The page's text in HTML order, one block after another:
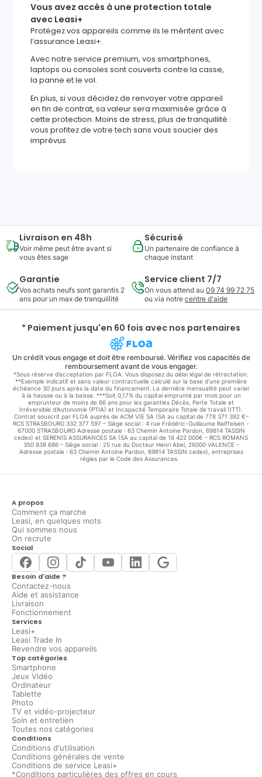
Vous avez accès à une protection totale
avec Leasi+
Protégez vos appareils comme ils le méritent avec
l’assurance Leasi+.
Avec notre service premium, vos smartphones,
laptops ou consoles sont couverts contre la casse,
la panne et le vol.
En plus, si vous décidez de renvoyer votre appareil
en fin de contrat, sa valeur sera maximisée grâce à
cette protection. Moins de stress, plus de tranquillité :
vous profitez de votre tech sans vous soucier des
imprévus.
Livraison en 48h
Voir même peut être avant si
vous êtes sage
Sécurisé
Un partenaire de confiance à
chaque instant
Garantie
Vos achats neufs sont garantis 2
ans pour un max de tranquillité
Service client 7/7
On vous attend au 09 74 99 72 75
ou via notre centre d'aide
* Paiement jusqu'en 60 fois avec nos partenaires
Un crédit vous engage et doit être remboursé. Vérifiez vos capacités de
remboursement avant de vous engager.
*Sous réserve d’acceptation par FLOA. Vous disposez du délai légal de rétractation.
**Exemple indicatif et sans valeur contractuelle calculé sur la base d'une première
échéance 30 jours après la date du financement. La dernière mensualité peut varier
à la hausse ou à la baisse. ***Soit 0,17% du capital emprunté par mois pour un
emprunteur de moins de 66 ans pour les garanties Décès, Perte Totale et
Irréversible d'Autonomie (PTIA) et Incapacité Temporaire Totale de travail (ITT).
Contrat souscrit par FLOA auprès de ACM VIE SA (SA au capital de 778 371 392 €–
RCS STRASBOURG 332 377 597 – Siège social : 4 rue Frédéric-Guillaume Raiffeisen -
67000 STRASBOURG Adresse postale : 63 Chemin Antoine Pardon, 69814 TASSIN
cedex) et SERENIS ASSURANCES SA (SA au capital de 16 422 000€ – RCS ROMANS
350 838 686 – Siège social : 25 rue du Docteur Henri Abel, 26000 VALENCE -
Adresse postale : 63 Chemin Antoine Pardon, 69814 TASSIN cedex), entreprises
régies par le Code des Assurances.
A propos
Comment ça marche
Leasi, en quelques mots
Qui sommes nous
On recrute
Social
Besoin d'aide ?
Contactez-nous
Aide et assistance
Livraison
Fonctionnement
Services
Leasi+
Leasi Trade In
Revendre vos appareils
Top catégories
Smartphone
Jeux Vidéo
Ordinateur
Tablette
Photo
TV et vidéo-projecteur
Soin et entretien
Toutes nos catégories
Conditions
Conditions d'utilisation
Conditions générales de vente
Conditions de service Leasi+
*Conditions particulières des offres en cours